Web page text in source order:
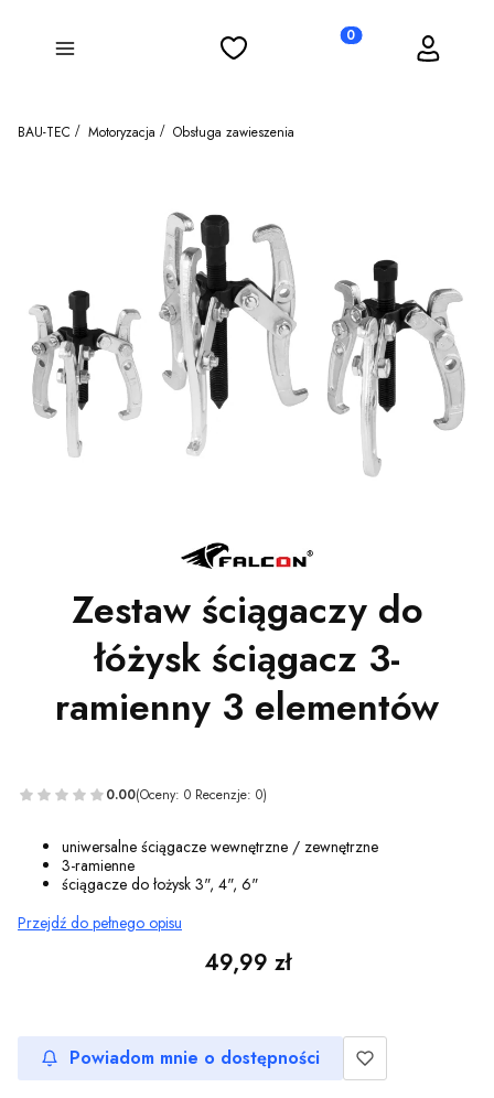
Menu Ulubione Produkty w koszyku:
Koszyk Zaloguj się
BAU-TEC Motoryzacja Obsługa zawieszenia
Zestaw ściągaczy do
łóżysk ściągacz 3-
ramienny 3 elementów
0.00(Oceny: 0 Recenzje: 0)
uniwersalne ściągacze wewnętrzne / zewnętrzne
3-ramienne
ściągacze do łożysk 3", 4", 6"
Przejdź do pełnego opisu
Cena
49,99 zł
Powiadom mnie o dostępności